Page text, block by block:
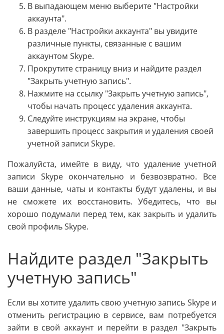
В выпадающем меню выберите "Настройки
аккаунта".
В разделе "Настройки аккаунта" вы увидите
различные пункты, связанные с вашим
аккаунтом Skype.
Прокрутите страницу вниз и найдите раздел
"Закрыть учетную запись".
Нажмите на ссылку "Закрыть учетную запись",
чтобы начать процесс удаления аккаунта.
Следуйте инструкциям на экране, чтобы
завершить процесс закрытия и удаления своей
учетной записи Skype.
Пожалуйста, имейте в виду, что удаление учетной
записи Skype окончательно и безвозвратно. Все
ваши данные, чаты и контакты будут удалены, и вы
не сможете их восстановить. Убедитесь, что вы
хорошо подумали перед тем, как закрыть и удалить
свой профиль Skype.
Найдите раздел "Закрыть
учетную запись"
Если вы хотите удалить свою учетную запись Skype и
отменить регистрацию в сервисе, вам потребуется
зайти в свой аккаунт и перейти в раздел "Закрыть